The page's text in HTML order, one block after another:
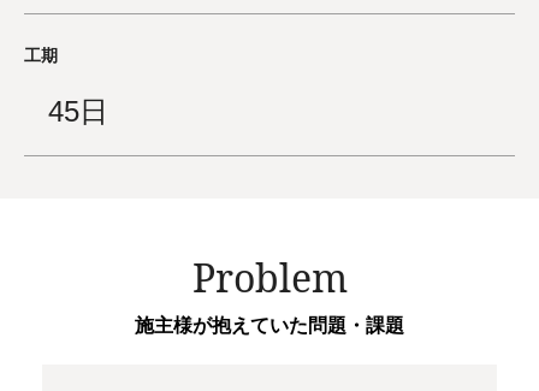
工期
45日
Problem
施主様が抱えていた問題・課題